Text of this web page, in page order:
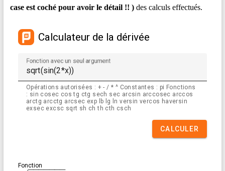
case est coché pour avoir le détail !! )des calculs effectués.